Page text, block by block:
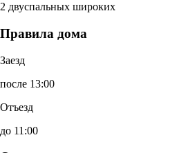
2 двуспальных широких
Правила дома
Заезд
после 13:00
Отъезд
до 11:00